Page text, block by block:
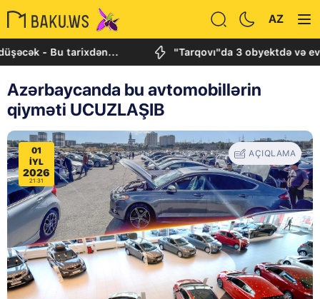
AZ
- Bu tarixdən... "Tarqovı"da 3 obyektdə və evdə
Azərbaycanda bu avtomobillərin
qiyməti UCUZLAŞIB
01
IYL
2026
21:31
AÇIQLAMA